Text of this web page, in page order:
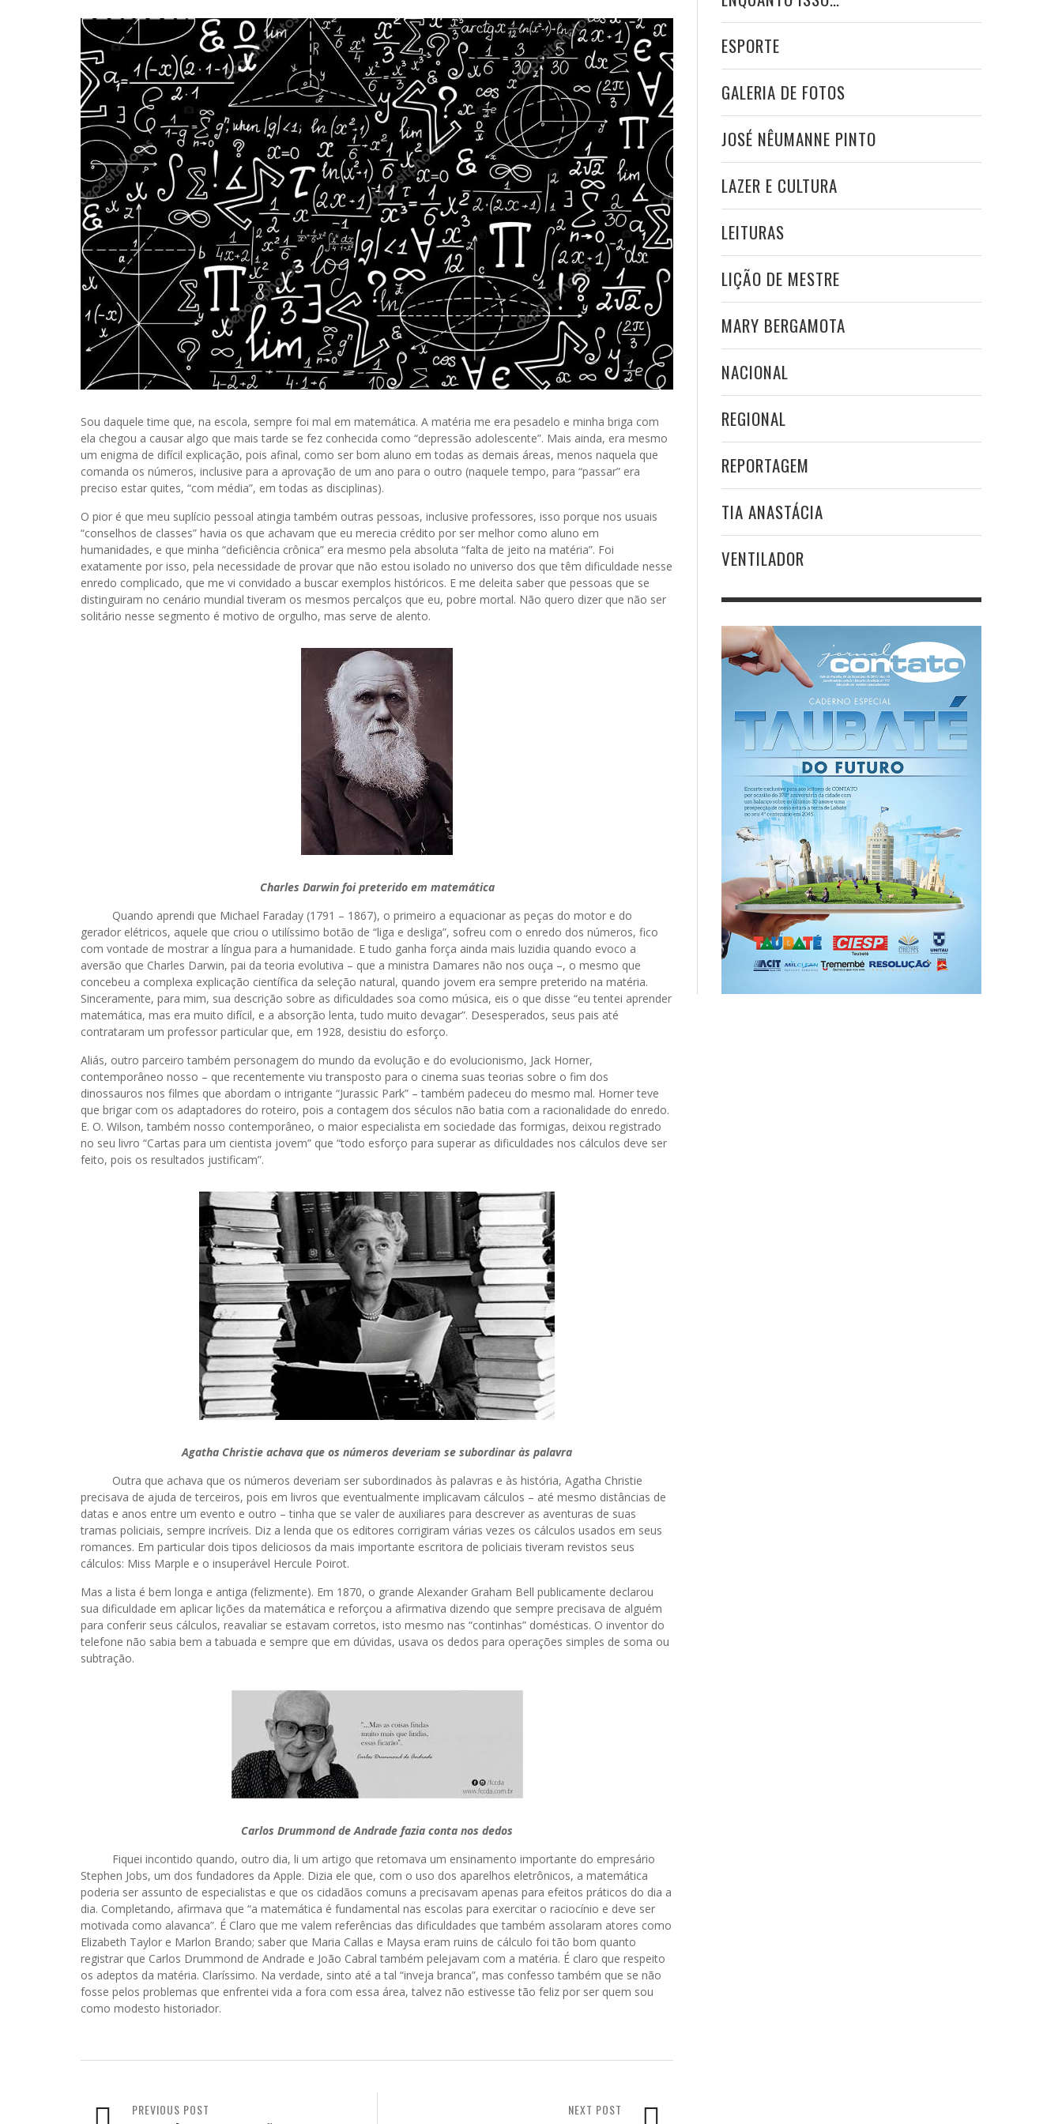
Sou daquele time que, na escola, sempre foi mal em matemática. A matéria me era pesadelo e minha briga com
ela chegou a causar algo que mais tarde se fez conhecida como “depressão adolescente”. Mais ainda, era mesmo
um enigma de difícil explicação, pois afinal, como ser bom aluno em todas as demais áreas, menos naquela que
comanda os números, inclusive para a aprovação de um ano para o outro (naquele tempo, para “passar” era
preciso estar quites, “com média”, em todas as disciplinas).
O pior é que meu suplício pessoal atingia também outras pessoas, inclusive professores, isso porque nos usuais
“conselhos de classes” havia os que achavam que eu merecia crédito por ser melhor como aluno em
humanidades, e que minha “deficiência crônica” era mesmo pela absoluta “falta de jeito na matéria”. Foi
exatamente por isso, pela necessidade de provar que não estou isolado no universo dos que têm dificuldade nesse
enredo complicado, que me vi convidado a buscar exemplos históricos. E me deleita saber que pessoas que se
distinguiram no cenário mundial tiveram os mesmos percalços que eu, pobre mortal. Não quero dizer que não ser
solitário nesse segmento é motivo de orgulho, mas serve de alento.
Charles Darwin foi preterido em matemática
Quando aprendi que Michael Faraday (1791 – 1867), o primeiro a equacionar as peças do motor e do
gerador elétricos, aquele que criou o utilíssimo botão de “liga e desliga”, sofreu com o enredo dos números, fico
com vontade de mostrar a língua para a humanidade. E tudo ganha força ainda mais luzidia quando evoco a
aversão que Charles Darwin, pai da teoria evolutiva – que a ministra Damares não nos ouça –, o mesmo que
concebeu a complexa explicação científica da seleção natural, quando jovem era sempre preterido na matéria.
Sinceramente, para mim, sua descrição sobre as dificuldades soa como música, eis o que disse “eu tentei aprender
matemática, mas era muito difícil, e a absorção lenta, tudo muito devagar”. Desesperados, seus pais até
contrataram um professor particular que, em 1928, desistiu do esforço.
Aliás, outro parceiro também personagem do mundo da evolução e do evolucionismo, Jack Horner,
contemporâneo nosso – que recentemente viu transposto para o cinema suas teorias sobre o fim dos
dinossauros nos filmes que abordam o intrigante “Jurassic Park” – também padeceu do mesmo mal. Horner teve
que brigar com os adaptadores do roteiro, pois a contagem dos séculos não batia com a racionalidade do enredo.
E. O. Wilson, também nosso contemporâneo, o maior especialista em sociedade das formigas, deixou registrado
no seu livro “Cartas para um cientista jovem” que “todo esforço para superar as dificuldades nos cálculos deve ser
feito, pois os resultados justificam”.
Agatha Christie achava que os números deveriam se subordinar às palavra
Outra que achava que os números deveriam ser subordinados às palavras e às história, Agatha Christie
precisava de ajuda de terceiros, pois em livros que eventualmente implicavam cálculos – até mesmo distâncias de
datas e anos entre um evento e outro – tinha que se valer de auxiliares para descrever as aventuras de suas
tramas policiais, sempre incríveis. Diz a lenda que os editores corrigiram várias vezes os cálculos usados em seus
romances. Em particular dois tipos deliciosos da mais importante escritora de policiais tiveram revistos seus
cálculos: Miss Marple e o insuperável Hercule Poirot.
Mas a lista é bem longa e antiga (felizmente). Em 1870, o grande Alexander Graham Bell publicamente declarou
sua dificuldade em aplicar lições da matemática e reforçou a afirmativa dizendo que sempre precisava de alguém
para conferir seus cálculos, reavaliar se estavam corretos, isto mesmo nas “continhas” domésticas. O inventor do
telefone não sabia bem a tabuada e sempre que em dúvidas, usava os dedos para operações simples de soma ou
subtração.
Carlos Drummond de Andrade fazia conta nos dedos
Fiquei incontido quando, outro dia, li um artigo que retomava um ensinamento importante do empresário
Stephen Jobs, um dos fundadores da Apple. Dizia ele que, com o uso dos aparelhos eletrônicos, a matemática
poderia ser assunto de especialistas e que os cidadãos comuns a precisavam apenas para efeitos práticos do dia a
dia. Completando, afirmava que “a matemática é fundamental nas escolas para exercitar o raciocínio e deve ser
motivada como alavanca”. É Claro que me valem referências das dificuldades que também assolaram atores como
Elizabeth Taylor e Marlon Brando; saber que Maria Callas e Maysa eram ruins de cálculo foi tão bom quanto
registrar que Carlos Drummond de Andrade e João Cabral também pelejavam com a matéria. É claro que respeito
os adeptos da matéria. Claríssimo. Na verdade, sinto até a tal “inveja branca”, mas confesso também que se não
fosse pelos problemas que enfrentei vida a fora com essa área, talvez não estivesse tão feliz por ser quem sou
como modesto historiador.
NEXT POST
PREVIOUS POST
ESPORTE
GALERIA DE FOTOS
JOSÉ NÊUMANNE PINTO
LAZER E CULTURA
LEITURAS
LIÇÃO DE MESTRE
MARY BERGAMOTA
NACIONAL
REGIONAL
REPORTAGEM
TIA ANASTÁCIA
VENTILADOR